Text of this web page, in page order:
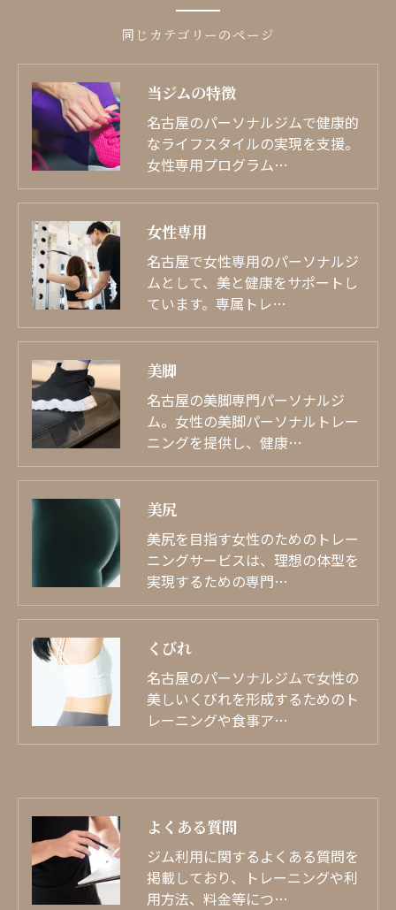
同じカテゴリーのページ
当ジムの特徴
名古屋のパーソナルジムで健康的
なライフスタイルの実現を支援。
女性専用プログラム…
女性専用
名古屋で女性専用のパーソナルジ
ムとして、美と健康をサポートし
ています。専属トレ…
美脚
名古屋の美脚専門パーソナルジ
ム。女性の美脚パーソナルトレー
ニングを提供し、健康…
美尻
美尻を目指す女性のためのトレー
ニングサービスは、理想の体型を
実現するための専門…
くびれ
名古屋のパーソナルジムで女性の
美しいくびれを形成するためのト
レーニングや食事ア…
よくある質問
ジム利用に関するよくある質問を
掲載しており、トレーニングや利
用方法、料金等につ…